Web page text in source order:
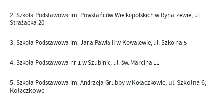
Szkoła Podstawowa im. Powstańców Wielkopolskich w Rynarzewie, ul.
Strażacka 20
Szkoła Podstawowa im. Jana Pawła II w Kowalewie, ul. Szkolna 5
Szkoła Podstawowa nr 1 w Szubinie, ul. św. Marcina 11
Szkoła Podstawowa im. Andrzeja Grubby w Kołaczkowie, ul. Szkolna 6,
Kołaczkowo